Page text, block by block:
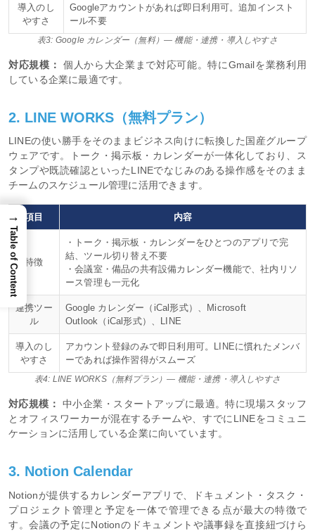
導入のし
やすさ
Googleアカウントがあれば即日利用可。追加インスト
ール不要
表3: Google カレンダー（無料）— 機能・連携・導入しやすさ
対応規模：
個人から大企業まで対応可能。特にGmailを業務利用
している企業に最適です。
2. LINE WORKS（無料プラン）
LINEの使い勝手をそのままビジネス向けに転換した国産グループ
ウェアです。トーク・掲示板・カレンダーが一体化しており、ス
タンプや既読確認といったLINEでなじみのある操作感をそのまま
チームのスケジュール管理に活用できます。
項目 内容
特徴
・トーク・掲示板・カレンダーをひとつのアプリで完
結、ツール切り替え不要
・会議室・備品の共有設備カレンダー機能で、社内リソ
ース管理も一元化
連携ツー
ル
Google カレンダー（iCal形式）、Microsoft
Outlook（iCal形式）、LINE
導入のし
やすさ
アカウント登録のみで即日利用可。LINEに慣れたメンバ
ーであれば操作習得がスムーズ
表4: LINE WORKS（無料プラン）— 機能・連携・導入しやすさ
対応規模：
中小企業・スタートアップに最適。特に現場スタッフ
とオフィスワーカーが混在するチームや、すでにLINEをコミュニ
ケーションに活用している企業に向いています。
3. Notion Calendar
Notionが提供するカレンダーアプリで、ドキュメント・タスク・
プロジェクト管理と予定を一体で管理できる点が最大の特徴で
す。会議の予定にNotionのドキュメントや議事録を直接紐づけら
→
Table of Content